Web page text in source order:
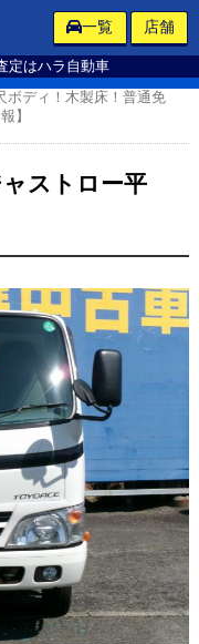
定はハラ自動車
一覧 店舗
ボディ！木製床！普通免
】
ストロー平